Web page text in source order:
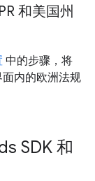
和美国州
中的步骤，将
面内的欧洲法规
SDK 和